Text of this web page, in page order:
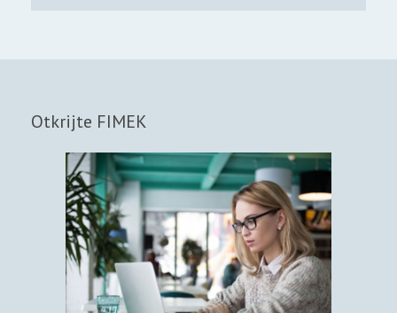
Otkrijte FIMEK